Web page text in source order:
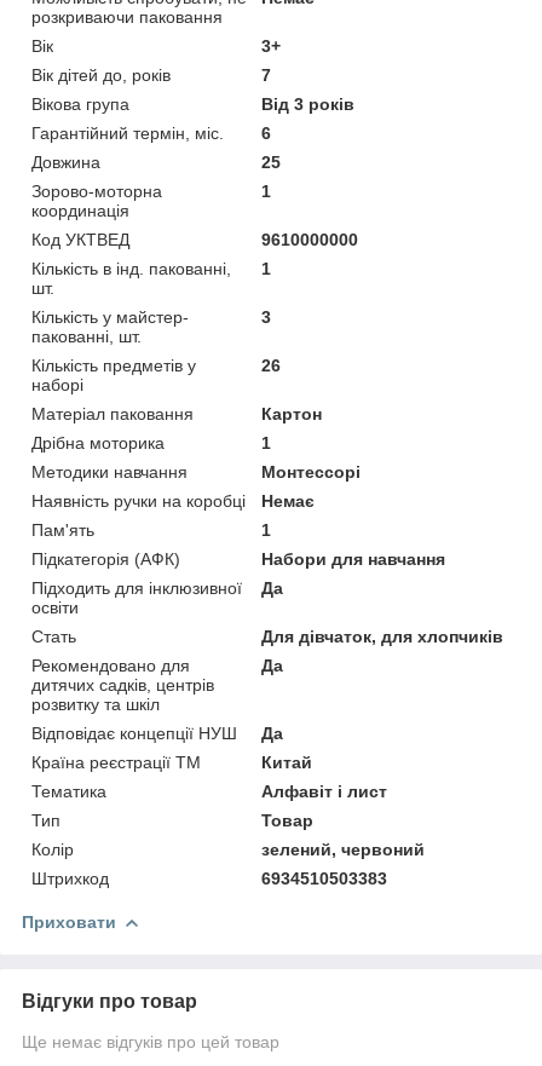
розкриваючи паковання
Вік
3+
Вік дітей до, років
7
Вікова група
Від 3 років
Гарантійний термін, міс.
6
Довжина
25
Зорово-моторна
координація
1
Код УКТВЕД
9610000000
Кількість в інд. пакованні,
шт.
1
Кількість у майстер-
пакованні, шт.
3
Кількість предметів у
наборі
26
Матеріал паковання
Картон
Дрібна моторика
1
Методики навчання
Монтессорі
Наявність ручки на коробці
Немає
Пам'ять
1
Підкатегорія (АФК)
Набори для навчання
Підходить для інклюзивної
освіти
Да
Стать
Для дівчаток, для хлопчиків
Рекомендовано для
дитячих садків, центрів
розвитку та шкіл
Да
Відповідає концепції НУШ
Да
Країна реєстрації ТМ
Китай
Тематика
Алфавіт і лист
Тип
Товар
Колір
зелений, червоний
Штрихкод
6934510503383
Приховати
Відгуки про товар
Ще немає відгуків про цей товар